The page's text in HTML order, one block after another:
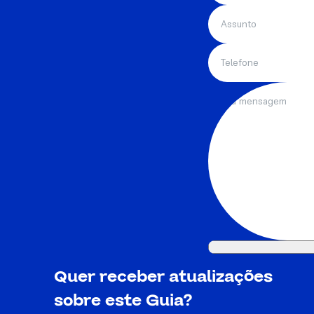
Quer receber atualizações
sobre este Guia?